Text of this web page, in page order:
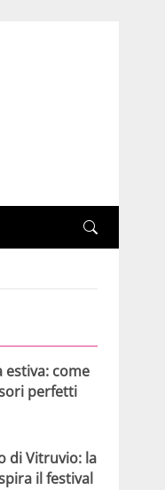
estiva: come
perfetti
di Vitruvio: la
il festival